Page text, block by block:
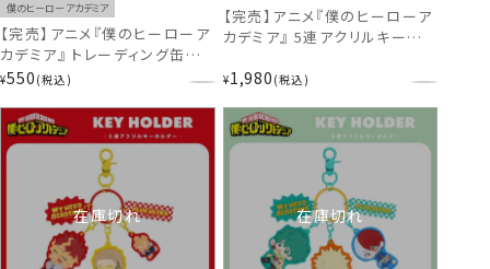
僕のヒーローアカデミア
【完売】アニメ『僕のヒーローア
カデミア』 トレーディング缶バッ
ジ 僕のヒーローアカデミア
¥550 税込
【完売】アニメ『僕のヒーローア
カデミア』 5連アクリルキーホル
ミコ ＞ MH56946 ヒロアカ
¥1,980 税込
在庫切れ 在庫切れ